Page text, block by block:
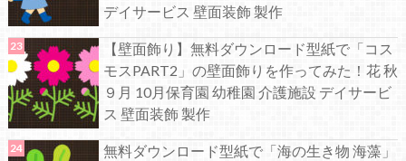
デイサービス 壁面装飾 製作
【壁面飾り】無料ダウンロード型紙で「コス
モスPART2」の壁面飾りを作ってみた！花 秋
９月 10月保育園 幼稚園 介護施設 デイサービ
ス 壁面装飾 製作
無料ダウンロード型紙で「海の生き物 海藻」